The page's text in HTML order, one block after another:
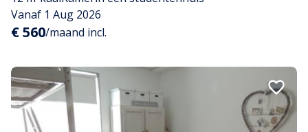
Vanaf 1 Aug 2026
€ 560/maand incl.